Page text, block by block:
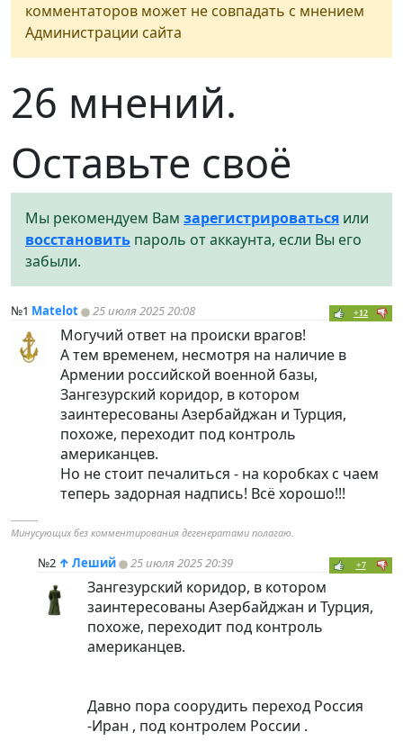
комментаторов может не совпадать с мнением
Администрации сайта
26 мнений.
Оставьте своё
Мы рекомендуем Вам зарегистрироваться или
восстановить пароль от аккаунта, если Вы его
забыли.
№1 Matelot 25 июля 2025 20:08 +12
Могучий ответ на происки врагов!
А тем временем, несмотря на наличие в
Армении российской военной базы,
Зангезурский коридор, в котором
заинтересованы Азербайджан и Турция,
похоже, переходит под контроль
американцев.
Но не стоит печалиться - на коробках с чаем
теперь задорная надпись! Всё хорошо!!!
----------
Минусующих без комментирования дегенератами полагаю.
№2 ↑ Леший 25 июля 2025 20:39 +7
Зангезурский коридор, в котором
заинтересованы Азербайджан и Турция,
похоже, переходит под контроль
американцев.
Давно пора соорудить переход Россия
-Иран , под контролем России .